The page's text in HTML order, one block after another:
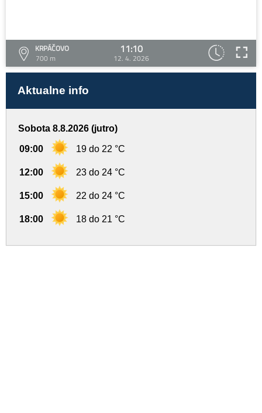
KRPÁČOVO
700 m
11:10
12. 4. 2026
Aktualne info
Sobota 8.8.2026 (jutro)
09:00 19 do 22 °C
12:00 23 do 24 °C
15:00 22 do 24 °C
18:00 18 do 21 °C